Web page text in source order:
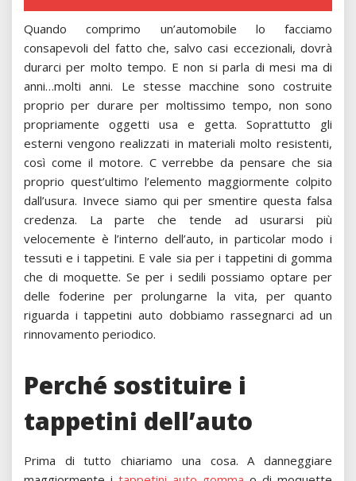
Quando comprimo un’automobile lo facciamo
consapevoli del fatto che, salvo casi eccezionali, dovrà
durarci per molto tempo. E non si parla di mesi ma di
anni…molti anni. Le stesse macchine sono costruite
proprio per durare per moltissimo tempo, non sono
propriamente oggetti usa e getta. Soprattutto gli
esterni vengono realizzati in materiali molto resistenti,
così come il motore. C verrebbe da pensare che sia
proprio quest’ultimo l’elemento maggiormente colpito
dall’usura. Invece siamo qui per smentire questa falsa
credenza. La parte che tende ad usurarsi più
velocemente è l’interno dell’auto, in particolar modo i
tessuti e i tappetini. E vale sia per i tappetini di gomma
che di moquette. Se per i sedili possiamo optare per
delle foderine per prolungarne la vita, per quanto
riguarda i tappetini auto dobbiamo rassegnarci ad un
rinnovamento periodico.
Perché sostituire i
tappetini dell’auto
Prima di tutto chiariamo una cosa. A danneggiare